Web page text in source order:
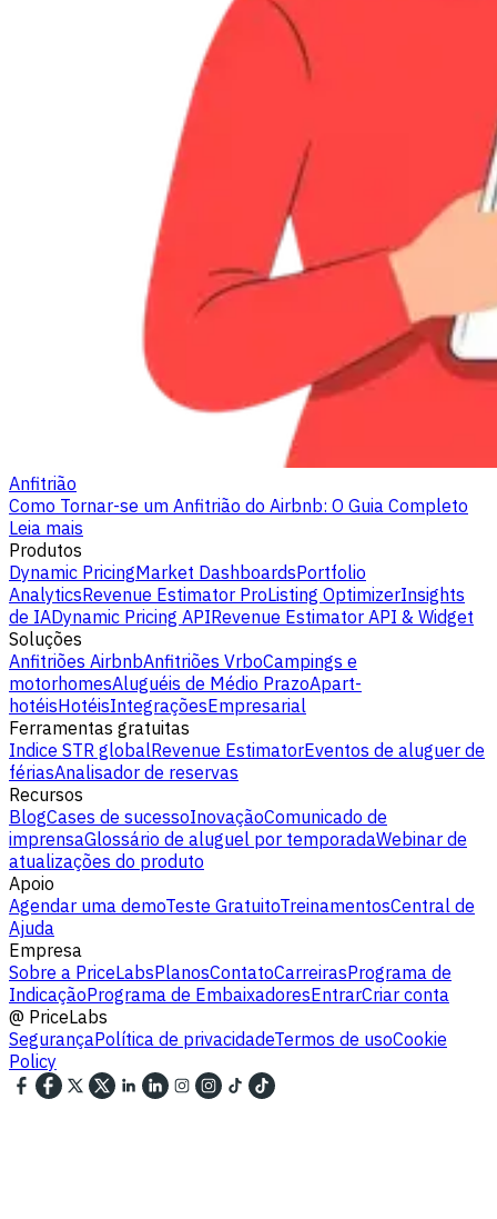
Anfitrião
Como Tornar-se um Anfitrião do Airbnb: O Guia Completo
Leia mais
Produtos
Dynamic PricingMarket DashboardsPortfolio
AnalyticsRevenue Estimator ProListing OptimizerInsights
de IADynamic Pricing APIRevenue Estimator API & Widget
Soluções
Anfitriões AirbnbAnfitriões VrboCampings e
motorhomesAluguéis de Médio PrazoApart-
hotéisHotéisIntegraçõesEmpresarial
Ferramentas gratuitas
Indice STR globalRevenue EstimatorEventos de aluguer de
fériasAnalisador de reservas
Recursos
BlogCases de sucessoInovaçãoComunicado de
imprensaGlossário de aluguel por temporadaWebinar de
atualizações do produto
Apoio
Agendar uma demoTeste GratuitoTreinamentosCentral de
Ajuda
Empresa
Sobre a PriceLabsPlanosContatoCarreirasPrograma de
IndicaçãoPrograma de EmbaixadoresEntrarCriar conta
@ PriceLabs
SegurançaPolítica de privacidadeTermos de usoCookie
Policy